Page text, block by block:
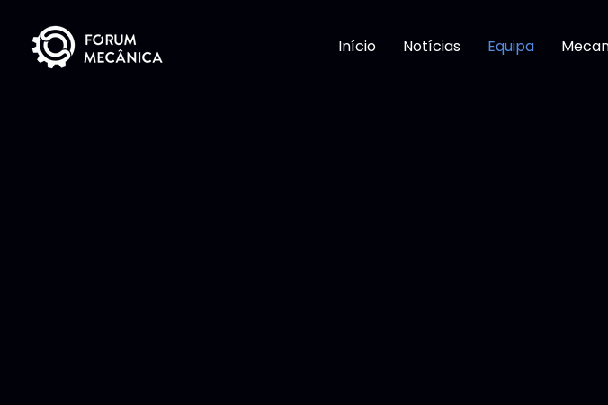
Início Notícias Equipa